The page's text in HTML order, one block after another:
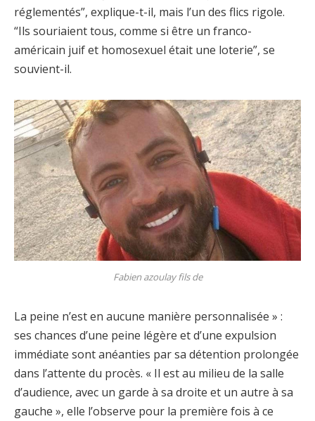
réglementés”, explique-t-il, mais l’un des flics rigole.
“Ils souriaient tous, comme si être un franco-
américain juif et homosexuel était une loterie”, se
souvient-il.
Fabien azoulay fils de
La peine n’est en aucune manière personnalisée » :
ses chances d’une peine légère et d’une expulsion
immédiate sont anéanties par sa détention prolongée
dans l’attente du procès. « Il est au milieu de la salle
d’audience, avec un garde à sa droite et un autre à sa
gauche », elle l’observe pour la première fois à ce